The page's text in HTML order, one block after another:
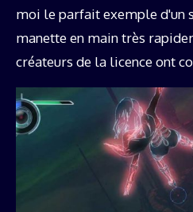
moi le parfait exemple d'un
manette en main très
créateurs de la licence ont